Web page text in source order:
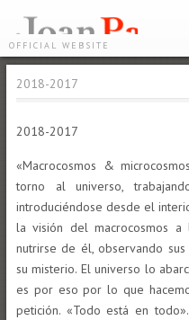
OFFICIAL WEBSITE
2018-2017
2018-2017
«Macrocosmos &
torno al universo,
introduciéndose desde el
la visión del macrocosmos
nutrirse de él, observando
su misterio. El universo lo
es por eso por lo que
petición. «Todo está en